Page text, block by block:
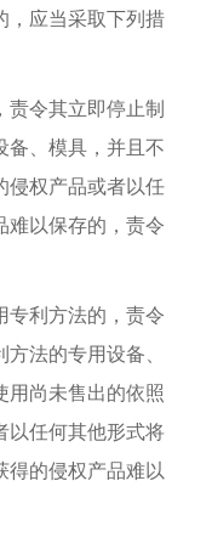
，应当采取下列措
责令其立即停止制
备、模具，并且不
侵权产品或者以任
难以保存的，责令
专利方法的，责令
法的专用设备、
用尚未售出的依照
以任何其他形式将
的侵权产品难以